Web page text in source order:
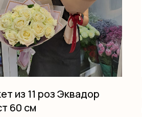
из 11 роз Эквадор
60 см